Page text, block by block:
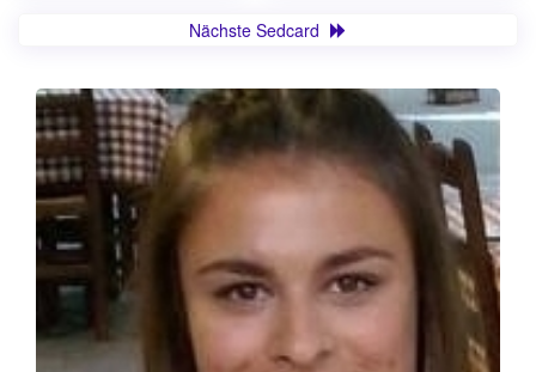
Nächste Sedcard